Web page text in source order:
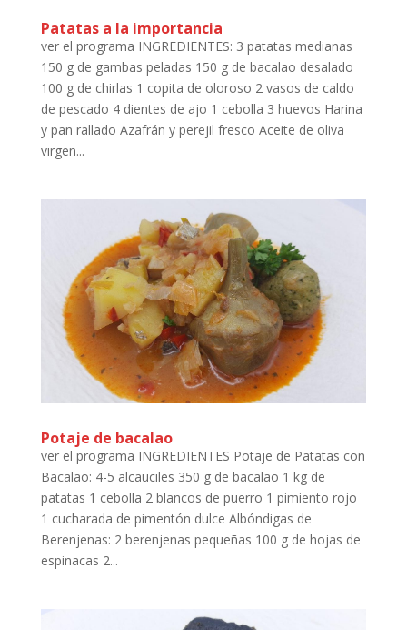
Patatas a la importancia
ver el programa INGREDIENTES: 3 patatas medianas
150 g de gambas peladas 150 g de bacalao desalado
100 g de chirlas 1 copita de oloroso 2 vasos de caldo
de pescado 4 dientes de ajo 1 cebolla 3 huevos Harina
y pan rallado Azafrán y perejil fresco Aceite de oliva
virgen...
Potaje de bacalao
ver el programa INGREDIENTES Potaje de Patatas con
Bacalao: 4-5 alcauciles 350 g de bacalao 1 kg de
patatas 1 cebolla 2 blancos de puerro 1 pimiento rojo
1 cucharada de pimentón dulce Albóndigas de
Berenjenas: 2 berenjenas pequeñas 100 g de hojas de
espinacas 2...